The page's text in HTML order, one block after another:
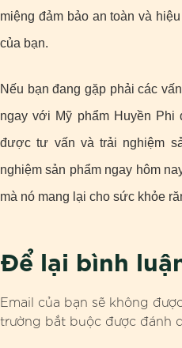
miệng đảm bảo an toàn và
của bạn.
Nếu bạn đang gặp phải các
ngay với Mỹ phẩm Huyền Phi
được tư vấn và trải nghiệm
nghiệm sản phẩm ngay hôm
mà nó mang lại cho sức khỏe
Để lại bình
Email của bạn sẽ không
trường bắt buộc được đánh